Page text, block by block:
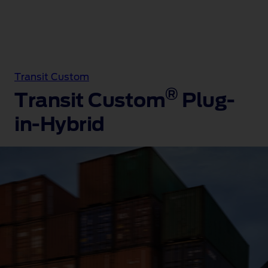
Transit Custom
Transit Custom® Plug-
in-Hybrid